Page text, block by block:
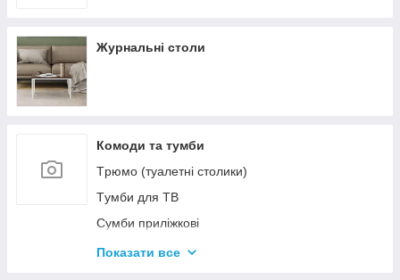
Журнальні столи
Комоди та тумби
Tрюмо (туалетні столики)
Tумби для ТВ
Сумби приліжкові
Комоди
Показати все